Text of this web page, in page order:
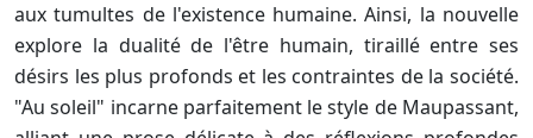
aux tumultes de l'existence humaine. Ainsi, la nouvelle
explore la dualité de l'être humain, tiraillé entre ses
désirs les plus profonds et les contraintes de la société.
"Au soleil" incarne parfaitement le style de Maupassant,